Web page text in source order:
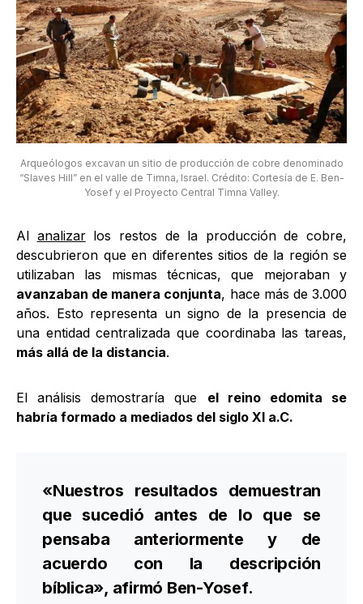
Arqueólogos excavan un sitio de producción de cobre denominado
“Slaves Hill” en el valle de Timna, Israel. Crédito: Cortesía de E. Ben-
Yosef y el Proyecto Central Timna Valley.
Al analizarlos restos de la producción de cobre,
descubrieron que en diferentes sitios de la región se
utilizaban las mismas técnicas, que mejoraban y
avanzaban de manera conjunta, hace más de 3.000
años. Esto representa un signo de la presencia de
una entidad centralizada que coordinaba las tareas,
más allá de la distancia.
El análisis demostraría que el reino edomita se
habría formado a mediados del siglo XI a.C.
«Nuestros resultados demuestran
que sucedió antes de lo que se
pensaba anteriormente y de
acuerdo con la descripción
bíblica», afirmó Ben-Yosef.